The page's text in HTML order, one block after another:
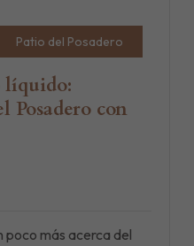
Patio del Posadero
líquido:
Posadero con
más acerca del